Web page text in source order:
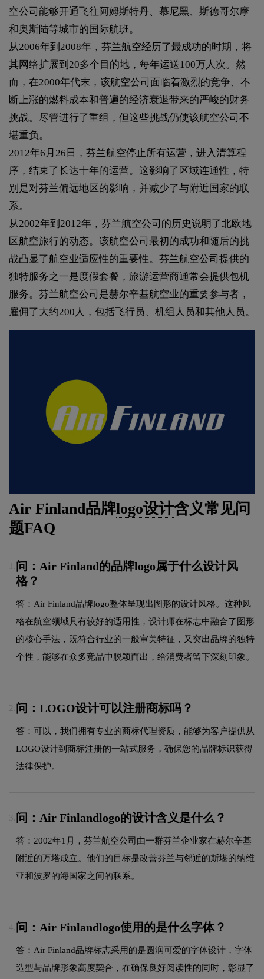
空公司能够开通飞往阿姆斯特丹、慕尼黑、斯德哥尔摩
和奥斯陆等城市的国际航班。
从2006年到2008年，芬兰航空经历了最成功的时期，将
其网络扩展到20多个目的地，每年运送100万人次。然
而，在2000年代末，该航空公司面临着激烈的竞争、不
断上涨的燃料成本和普遍的经济衰退带来的严峻的财务
挑战。尽管进行了重组，但这些挑战仍使该航空公司不
堪重负。
2012年6月26日，芬兰航空停止所有运营，进入清算程
序，结束了长达十年的运营。这影响了区域连通性，特
别是对芬兰偏远地区的影响，并减少了与附近国家的联
系。
从2002年到2012年，芬兰航空公司的历史说明了北欧地
区航空旅行的动态。该航空公司最初的成功和随后的挑
战凸显了航空业适应性的重要性。芬兰航空公司提供的
独特服务之一是度假套餐，旅游运营商通常会提供包机
服务。芬兰航空公司是赫尔辛基航空业的重要参与者，
雇佣了大约200人，包括飞行员、机组人员和其他人员。
Air Finland品牌logo设计含义常见问
题FAQ
问：Air Finland的品牌logo属于什么设计风
格？
答：Air Finland品牌logo整体呈现出图形的设计风格。这种风
格在航空领域具有较好的适用性，设计师在标志中融合了图形
的核心手法，既符合行业的一般审美特征，又突出品牌的独特
个性，能够在众多竞品中脱颖而出，给消费者留下深刻印象。
2. 问：LOGO设计可以注册商标吗？
答：可以，我们拥有专业的商标代理资质，能够为客户提供从
LOGO设计到商标注册的一站式服务，确保您的品牌标识获得
法律保护。
3. 问：Air Finlandlogo的设计含义是什么？
答：2002年1月，芬兰航空公司由一群芬兰企业家在赫尔辛基
附近的万塔成立。他们的目标是改善芬兰与邻近的斯堪的纳维
亚和波罗的海国家之间的联系。
4. 问：Air Finlandlogo使用的是什么字体？
答：Air Finland品牌标志采用的是圆润可爱的字体设计，字体
造型与品牌形象高度契合，在确保良好阅读性的同时，彰显了